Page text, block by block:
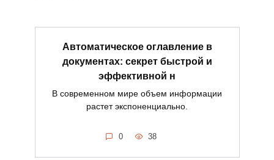
Автоматическое оглавление в
документах: секрет быстрой и
эффективной н
В современном мире объем информации
растет экспоненциально.
0 38